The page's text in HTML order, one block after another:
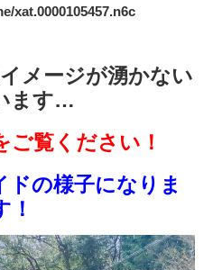
xat.0000105457.n6c
メージが湧かない
ます…
ご覧ください！
ドの様子になりま
！